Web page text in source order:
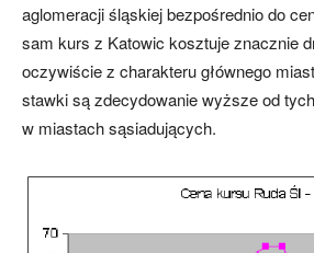
aglomeracji śląskiej bezpośrednio do
sam kurs z Katowic kosztuje znacznie
oczywiście z charakteru głównego
stawki są zdecydowanie wyższe od
w miastach sąsiadujących.